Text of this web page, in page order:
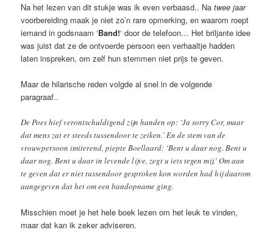
Na het lezen van dit stukje was ik even verbaasd.. Natwee jaar
voorbereiding maak je niet zo’n rare opmerking, en waarom roept
iemand in godsnaam ‘Band!‘ door de telefoon… Het briljante idee
was juist dat ze de ontvoerde persoon een verhaaltje hadden
laten inspreken, om zelf hun stemmen niet prijs te geven.
Maar de hilarische reden volgde al snel in de volgende
paragraaf..
De Poes hief verontschuldigend zijn handen op: ‘Ja sorry Cor, maar
dat mens zat er steeds tussendoor te zeiken.’ En de stem van de
vrouwpersoon imiterend, piepte Boellaard: ‘Bent u daar nog. Bent u
daar nog. Bent u daar in levende lijve, zegt u iets tegen mij.’ Om aan
te geven dat er niet tussendoor gesproken kon worden had hij daarom
aangegeven dat het om een bandopname ging.
Misschien moet je het hele boek lezen om het leuk te vinden,
maar dat kan ik zeker adviseren.